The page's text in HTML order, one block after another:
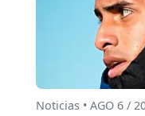
Noticias • AGO 6 /